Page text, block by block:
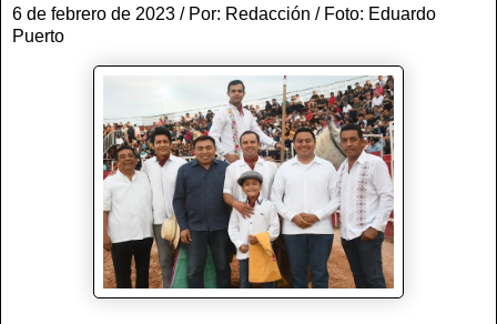
6 de febrero de 2023 / Por: Redacción / Foto: Eduardo
Puerto